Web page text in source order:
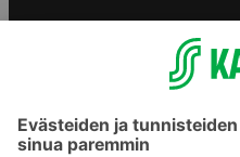
Yhteishyvä Ruoka -sovellus
S-ostoslista -sovellus
Prisma.fi